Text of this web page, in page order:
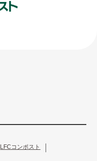
LFCコンポスト